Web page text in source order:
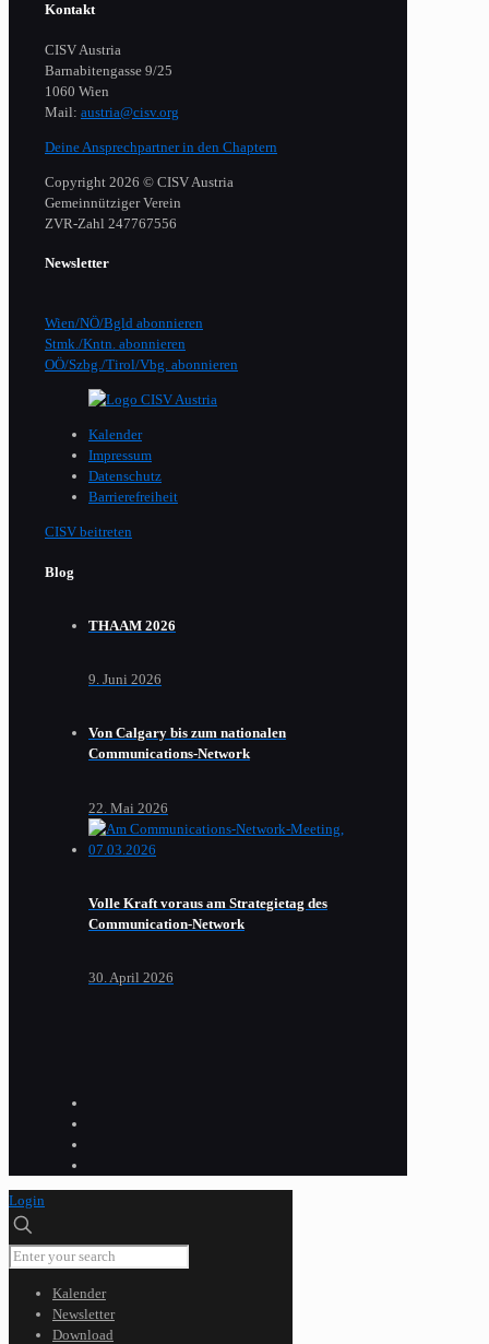
Kontakt
CISV Austria
Barnabitengasse 9/25
1060 Wien
Mail: austria@cisv.org
Deine Ansprechpartner in den Chaptern
Copyright 2026 © CISV Austria
Gemeinnütziger Verein
​ZVR-Zahl 247767556
Newsletter
Wien/NÖ/Bgld abonnieren
Stmk./Kntn. abonnieren
OÖ/Szbg./Tirol/Vbg. abonnieren
Kalender
Impressum
Datenschutz
Barrierefreiheit
CISV beitreten
Blog
THAAM 2026
9. Juni 2026
Von Calgary bis zum nationalen
Communications-Network
22. Mai 2026
Volle Kraft voraus am Strategietag des
Communication-Network
30. April 2026
Login
Kalender
Newsletter
Download